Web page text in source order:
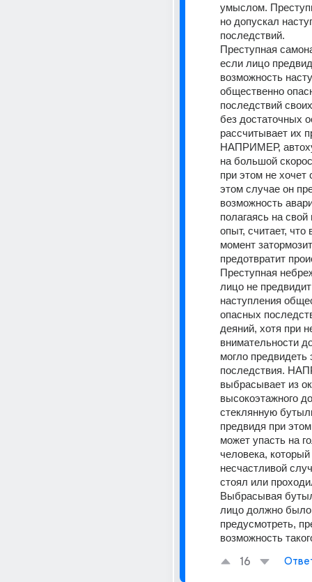
умыслом.
но допускал
последствий.
Преступная
если лицо
возможность
общественно
последствий
без достаточных
рассчитывает их
НАПРИМЕР,
на большой
при этом не хочет
этом случае он
возможность
полагаясь на
опыт, считает, что
момент
предотвратит
Преступная
лицо не
наступления
опасных
деяний, хотя при
внимательности
могло предвидеть
последствия.
выбрасывает из
высокоэтажного
стеклянную
предвидя при
может упасть на
человека, который
несчастливой
стоял или
Выбрасывая
лицо должно было
предусмотреть,
возможность
16